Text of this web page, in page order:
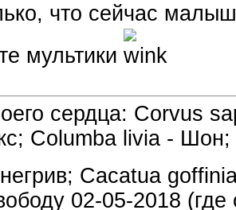
что сейчас
мультики
сердца: Corvus
Columba livia -
Cacatua
02-05-2018